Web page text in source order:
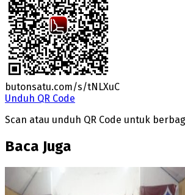
butonsatu.com/s/tNLXuC
Unduh QR Code
Scan atau unduh QR Code untuk
Baca Juga